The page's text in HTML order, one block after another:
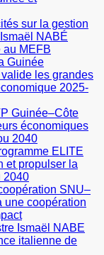
sur la gestion
NABÉ
au MEFB
Guinée
les grandes
2025-
Guinée–Côte
économiques
2040
ELITE
et propulser la
2040
SNU–
une coopération
Ismaël NABE
italienne de